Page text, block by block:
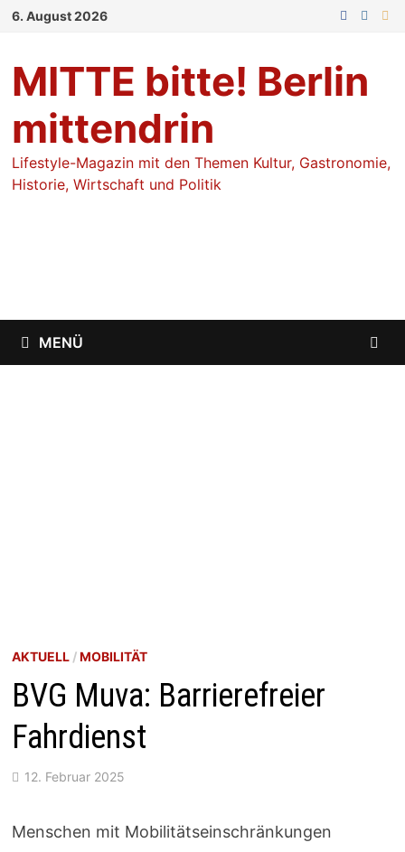
Zum
6. August 2026
MITTE bitte! Berlin
mittendrin
Lifestyle-Magazin mit den Themen Kultur, Gastronomie,
Historie, Wirtschaft und Politik
MENÜ
AKTUELL/MOBILITÄT
BVG Muva: Barrierefreier
Fahrdienst
12. Februar 2025
Menschen mit Mobilitätseinschränkungen